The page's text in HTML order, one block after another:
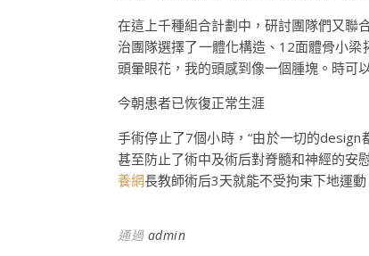
在這上千種組合計劃中，研討團隊們又聯
治團隊選擇了一體化構造、12面體骨小
頭暈眼花，我的頭感到像一個腫塊。時可
今朝患者已恢復正常生涯
手術停止了7個小時，“由於一切的design
甚至防止了術中及術后對脊髓和神經的安
養網長教師術后3天就能不受拘束下地運
通過 admin